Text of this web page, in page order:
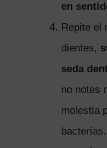
en
Repite el
dientes,
seda
no notes
molestia
bacterias.